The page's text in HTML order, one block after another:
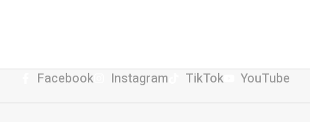
Facebook Instagram TikTok YouTube